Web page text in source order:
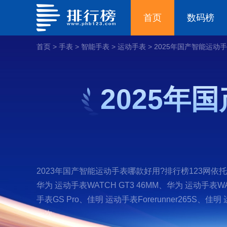
首页 数码榜
首页 > 手表 > 智能手表 > 运动手表 > 2025年国产智能运动
2025年
2023年国产智能运动手表哪款好用?排行榜123网依
华为 运动手表WATCH GT3 46MM、华为 运动手表
手表GS Pro、佳明 运动手表Forerunner265S、佳
一次。